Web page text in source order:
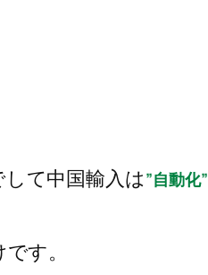
て中国輸入は”自動化”
す。